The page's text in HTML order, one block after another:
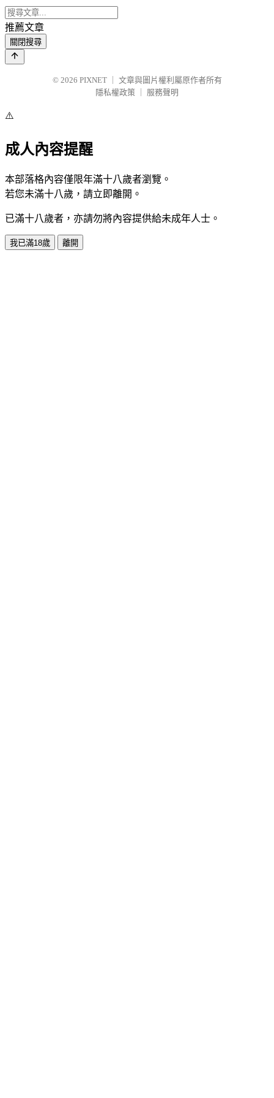
推薦文章
關閉搜尋
© 2026 PIXNET
文章與圖片權利屬原作者所有
隱私權政策
服務聲明
⚠️
成人內容提醒
本部落格內容僅限年滿十八歲者瀏覽。
若您未滿十八歲，請立即離開。
已滿十八歲者，亦請勿將內容提供給未成年人士。
我已滿18歲 離開